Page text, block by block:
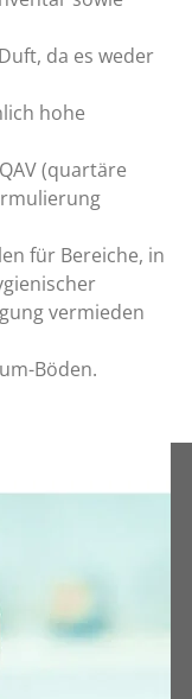
da es weder
hohe
(quartäre
für Bereiche, in
vermieden
Böden.